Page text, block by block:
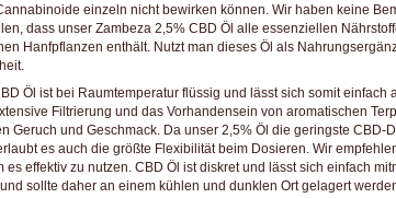
einzeln nicht bewirken können. Wir haben keine
dass unser Zambeza 2,5% CBD Öl alle essenziellen
Hanfpflanzen enthält. Nutzt man dieses Öl als
Öl ist bei Raumtemperatur flüssig und lässt sich somit einfach
Filtrierung und das Vorhandensein von aromatischen
Geruch und Geschmack. Da unser 2,5% Öl die geringste CBD-
es auch die größte Flexibilität beim Dosieren. Wir
es effektiv zu nutzen. CBD Öl ist diskret und lässt sich einfach
sollte daher an einem kühlen und dunklen Ort gelagert